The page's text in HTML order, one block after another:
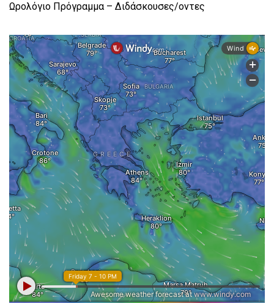
Ωρολόγιο Πρόγραμμα – Διδάσκουσες/οντες